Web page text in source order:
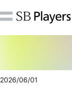
2026/06/01